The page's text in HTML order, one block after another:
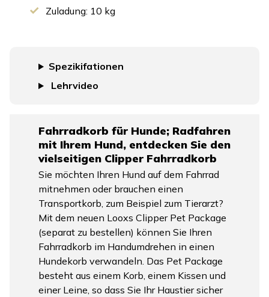
Zuladung: 10 kg
Spezikifationen
Lehrvideo
Fahrradkorb für Hunde; Radfahren
mit Ihrem Hund, entdecken Sie den
vielseitigen Clipper Fahrradkorb
Sie möchten Ihren Hund auf dem Fahrrad
mitnehmen oder brauchen einen
Transportkorb, zum Beispiel zum Tierarzt?
Mit dem neuen Looxs Clipper Pet Package
(separat zu bestellen) können Sie Ihren
Fahrradkorb im Handumdrehen in einen
Hundekorb verwandeln. Das Pet Package
besteht aus einem Korb, einem Kissen und
einer Leine, so dass Sie Ihr Haustier sicher